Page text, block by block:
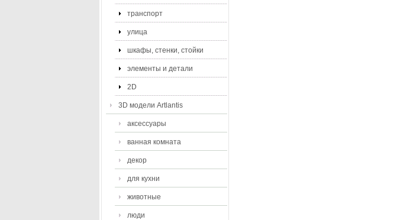
транспорт
улица
шкафы, стенки, стойки
элементы и детали
2D
3D модели Artlantis
аксессуары
ванная комната
декор
для кухни
животные
люди